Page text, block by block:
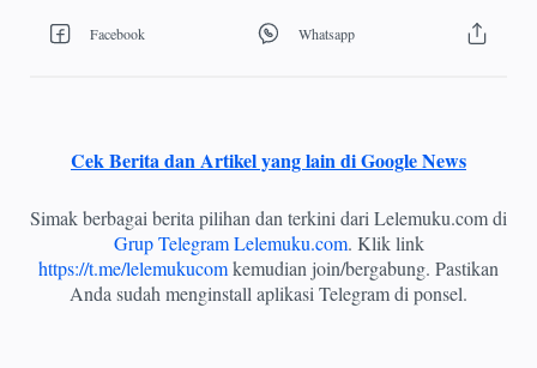
Cek Berita dan Artikel yang lain di Google News
Simak berbagai berita pilihan dan terkini dari Lelemuku.com di
Grup Telegram Lelemuku.com. Klik link
https://t.me/lelemukucomkemudian join/bergabung. Pastikan
Anda sudah menginstall aplikasi Telegram di ponsel.